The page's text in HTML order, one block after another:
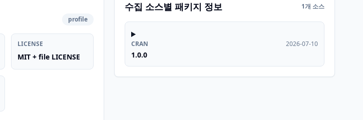
profile
LICENSE
MIT + file LICENSE
수집 소스별 패키지 정보 1개 소스
CRAN
1.0.0
2026-07-10